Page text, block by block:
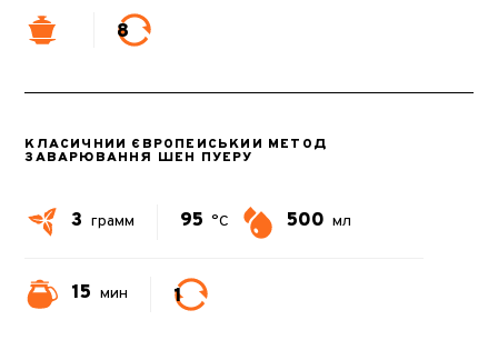
8
КЛАСИЧНИЙ ЄВРОПЕЙСЬКИЙ МЕТОД
ЗАВАРЮВАННЯ ШЕН ПУЕРУ
3 грамм 95 °C 500 мл
15 мин 1